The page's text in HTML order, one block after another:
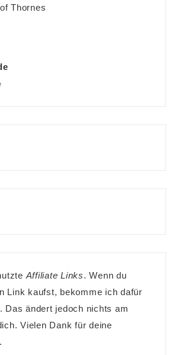
Thornes
Affiliate Links. Wenn du
Link kaufst, bekomme ich dafür
Das ändert jedoch nichts am
Vielen Dank für deine